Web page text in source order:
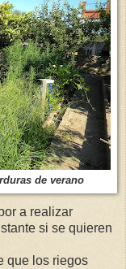
de verano
a realizar
si se quieren
que los riegos